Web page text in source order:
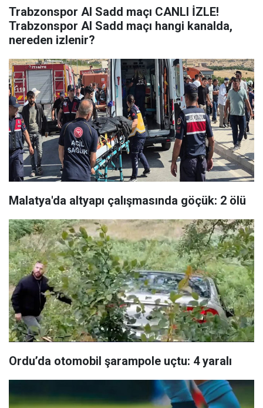
Trabzonspor Al Sadd maçı CANLI İZLE!
Trabzonspor Al Sadd maçı hangi kanalda,
nereden izlenir?
Malatya'da altyapı çalışmasında göçük: 2 ölü
Ordu’da otomobil şarampole uçtu: 4 yaralı